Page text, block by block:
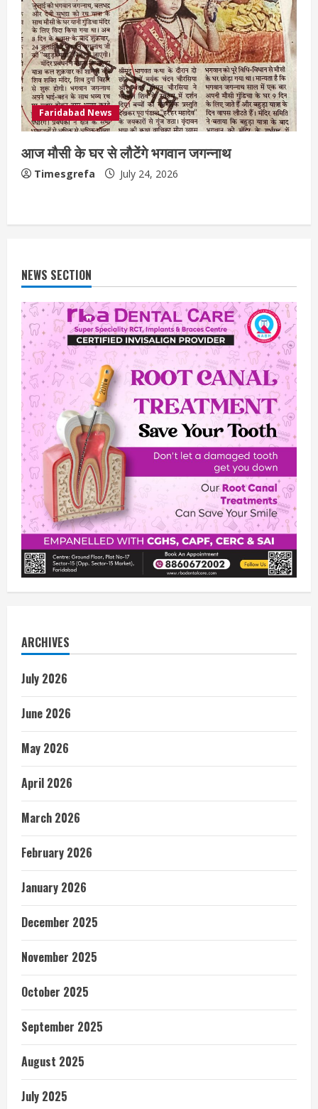
Faridabad News
आज मौसी के घर से लौटेंगे भगवान जगन्नाथ
Timesgrefa July 24, 2026
NEWS SECTION
ARCHIVES
July 2026
June 2026
May 2026
April 2026
March 2026
February 2026
January 2026
December 2025
November 2025
October 2025
September 2025
August 2025
July 2025